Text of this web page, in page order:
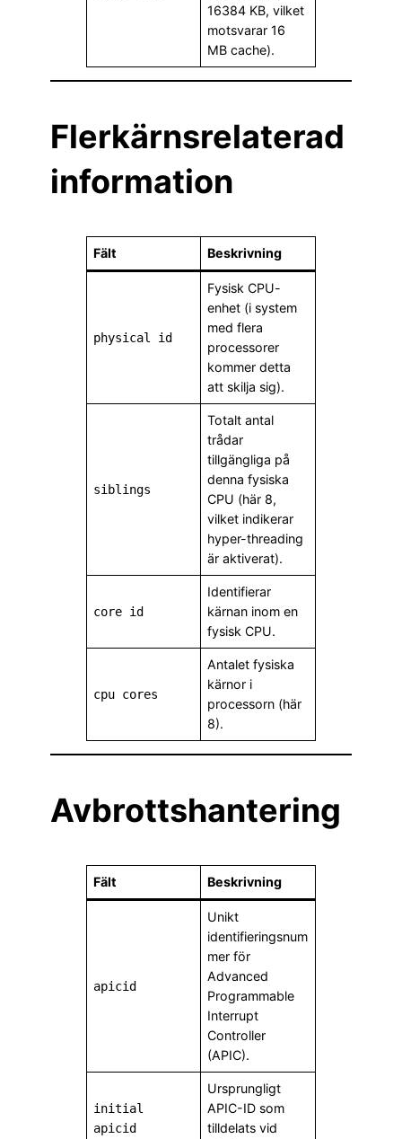
16384 KB, vilket
motsvarar 16
MB cache).
Flerkärnsrelaterad
information
Fält Beskrivning
physical id
Fysisk CPU-
enhet (i system
med flera
processorer
kommer detta
att skilja sig).
siblings
Totalt antal
trådar
tillgängliga på
denna fysiska
CPU (här 8,
vilket indikerar
hyper-threading
är aktiverat).
core id
Identifierar
kärnan inom en
fysisk CPU.
cpu cores
Antalet fysiska
kärnor i
processorn (här
8).
Avbrottshantering
Fält Beskrivning
apicid
Unikt
identifieringsnum
mer för
Advanced
Programmable
Interrupt
Controller
(APIC).
initial
apicid
Ursprungligt
APIC-ID som
tilldelats vid